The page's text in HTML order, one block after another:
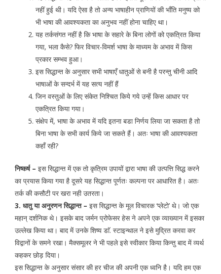
नहीं हुई थी। यदि ऐसा है तो अन्य भाषाहीन प्राणियों की भाँति मनुष्य को
भी भाषा की आवश्यकता का अनुभव नहीं होना चाहिए था।
यह तर्कसंगत नहीं है कि भाषा के सहारे के बिना लोगों को एकत्रित किया
गया, भला कैसे? फिर विचार-विमर्श भाषा के माध्यम के अभाव में किस
प्रकार सम्भव हुआ।
इस सिद्धान्त के अनुसार सभी भाषाएँ धातुओं से बनी है परन्तु चीनी आदि
भाषाओं के सन्दर्भ में यह सत्य नहीं हैं
जिन वस्तुओं के लिए संकेत निश्चित किये गये उन्हें किस आधार पर
एकत्रित किया गया।
संक्षेप में, भाषा के अभाव में यदि इतना बडा निर्णय लिया जा सकता है तो
बिना भाषा के सभी कार्य किये जा सकते हैं। अतः भाषा की आवश्यकता
कहाँ रही?
निष्कर्ष – इस सिद्धान्त में एक तो कृत्रिम उपायों द्वारा भाषा की उत्पत्ति सिद्ध करने
का प्रयास किया गया है दूसरे यह सिद्धान्त पूर्णतः कल्पना पर आधारित है। अतः
तर्क की कसौटी पर खरा नही उतरता।
3. धातु या अनुरणन सिद्धान्त – इस सिद्धान्त के मूल विचारक ‘प्लेटो’ थे। जो एक
महान् दर्शनिक थे। इसके बाद जर्मन प्रोफेसर हेस ने अपने एक व्याख्यान में इसका
उल्लेख किया था। बाद में उनके शिष्य डाॅ. स्टाइन्थाल ने इसे मुद्रित करवा कर
विद्वानों के समने रखा। मैक्समूलर ने भी पहले इसे स्वीकार किया किन्तु बाद में व्यर्थ
कहकर छोड़ दिया।
इस सिद्धान्त के अनुसार संसार की हर चीज की अपनी एक ध्वनि है। यदि हम एक